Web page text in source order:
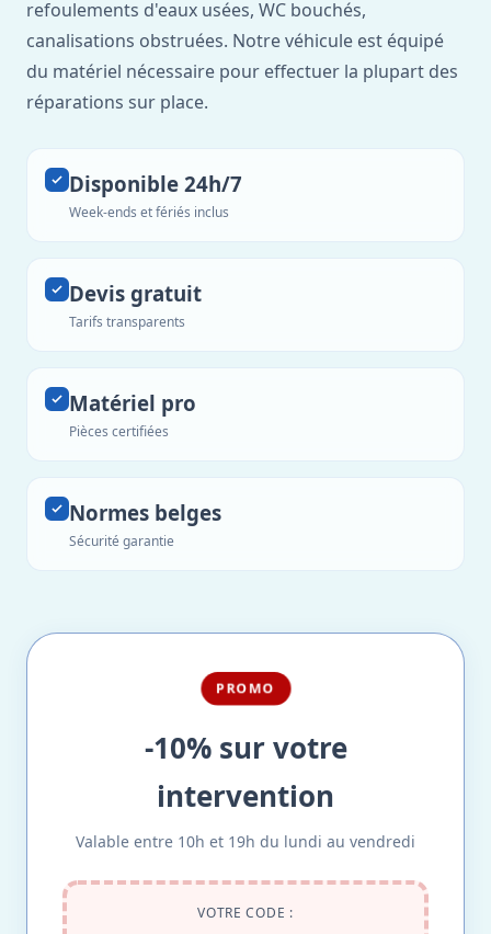
refoulements d'eaux usées, WC bouchés,
canalisations obstruées. Notre véhicule est équipé
du matériel nécessaire pour effectuer la plupart des
réparations sur place.
Disponible 24h/7
Week-ends et fériés inclus
Devis gratuit
Tarifs transparents
Matériel pro
Pièces certifiées
Normes belges
Sécurité garantie
PROMO
-10% sur votre
intervention
Valable entre 10h et 19h du lundi au vendredi
VOTRE CODE :